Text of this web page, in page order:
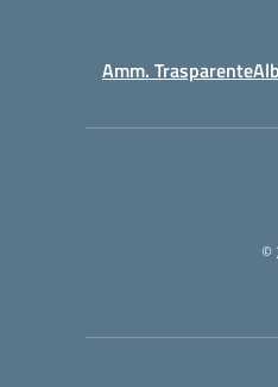
Amm. Trasparente
©